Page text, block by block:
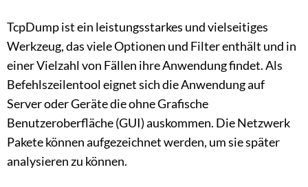
TcpDump ist ein leistungsstarkes und vielseitiges
Werkzeug, das viele Optionen und Filter enthält und in
einer Vielzahl von Fällen ihre Anwendung findet. Als
Befehlszeilentool eignet sich die Anwendung auf
Server oder Geräte die ohne Grafische
Benutzeroberfläche (GUI) auskommen. Die Netzwerk
Pakete können aufgezeichnet werden, um sie später
analysieren zu können.